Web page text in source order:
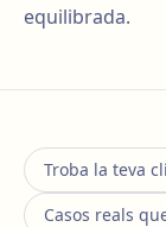
equilibrada.
Troba la teva
Casos reals